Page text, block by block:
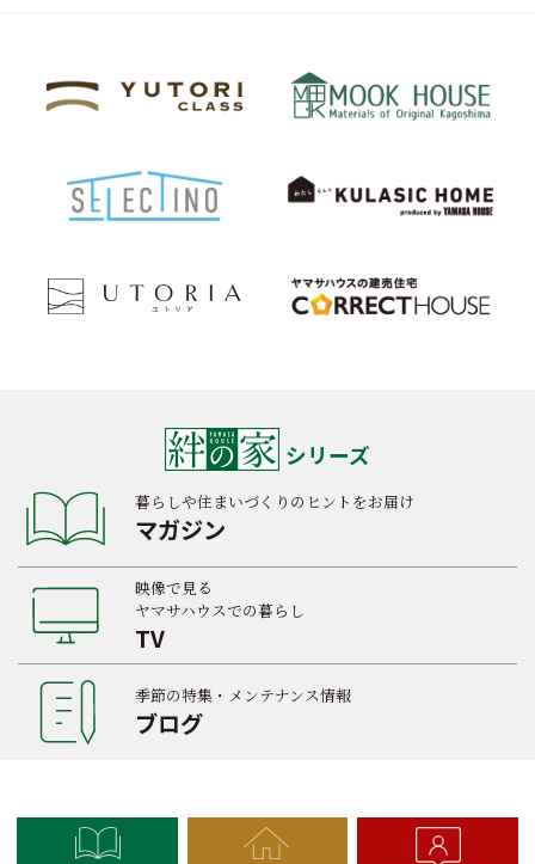
シリーズ
暮らしや住まいづくりのヒントをお届け
マガジン
映像で見る
ヤマサハウスでの暮らし
TV
季節の特集・メンテナンス情報
ブログ